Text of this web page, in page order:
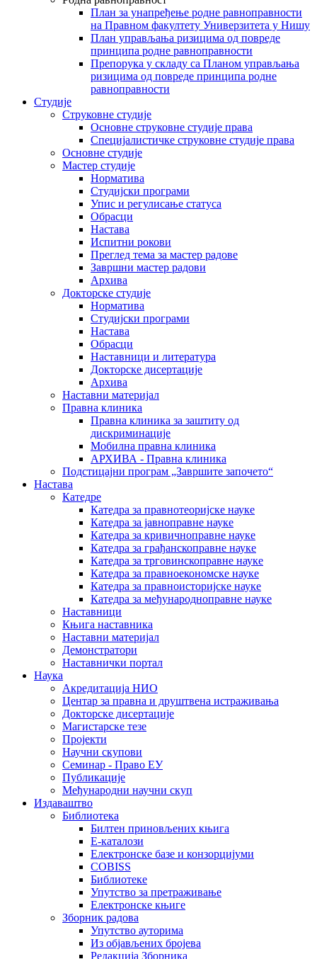
План за унапређење родне равноправности
на Правном факултету Универзитета у Нишу
План управљања ризицима од повреде
принципа родне равноправности
Препорука у складу са Планом управљања
ризицима од повреде принципа родне
равноправности
Студије
Струковне студије
Основне струковне студије права
Специјалистичке струковне студије права
Основне студије
Мастер студије
Норматива
Студијски програми
Упис и регулисање статуса
Обрасци
Настава
Испитни рокови
Преглед тема за мастер радове
Завршни мастер радови
Архива
Докторске студије
Норматива
Студијски програми
Настава
Обрасци
Наставници и литература
Докторске дисертације
Архива
Наставни материјал
Правна клиника
Правна клиника за заштиту од
дискриминације
Мобилна правна клиника
АРХИВА - Правна клиника
Подстицајни програм „Завршите започето“
Настава
Катедре
Катедра за правнотеоријске науке
Катедра за јавноправне науке
Катедра за кривичноправне науке
Катедра за грађанскоправне науке
Катедра за трговинскоправне науке
Катедра за правноекономске науке
Катедра за правноисторијске науке
Катедра за међународноправне науке
Наставници
Књига наставника
Наставни материјал
Демонстратори
Наставнички портал
Наука
Акредитација НИО
Центар за правна и друштвена истраживања
Докторске дисертације
Магистарске тезе
Пројекти
Научни скупови
Семинар - Право ЕУ
Публикације
Међународни научни скуп
Издаваштво
Библиотека
Билтен приновљених књига
Е-каталози
Електронске базе и конзорцијуми
COBISS
Библиотеке
Упутство за претраживање
Електронске књиге
Зборник радова
Упутство ауторима
Из објављених бројева
Редакција Зборника